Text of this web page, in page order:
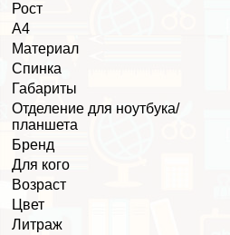
Рост
А4
Материал
Спинка
Габариты
Отделение для ноутбука/
планшета
Бренд
Для кого
Возраст
Цвет
Литраж